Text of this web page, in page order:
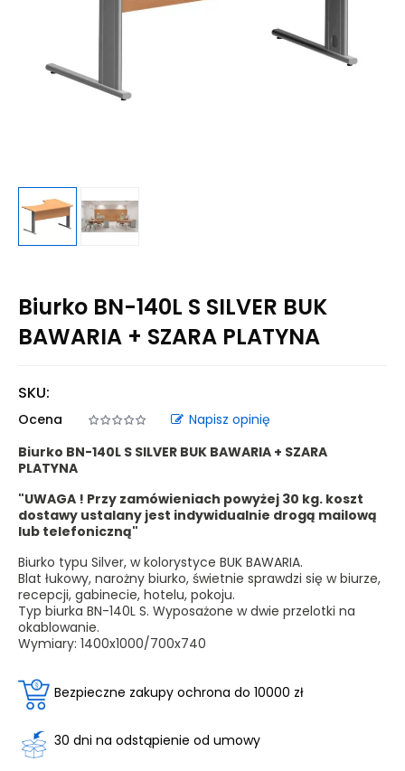
Biurko BN-140L S SILVER BUK
BAWARIA + SZARA PLATYNA
SKU:
Ocena
Napisz opinię
Biurko BN-140L S SILVER BUK BAWARIA + SZARA
PLATYNA
"UWAGA ! Przy zamówieniach powyżej 30 kg. koszt
dostawy ustalany jest indywidualnie drogą mailową
lub telefoniczną"
Biurko typu Silver, w kolorystyce BUK BAWARIA.
Blat łukowy, narożny biurko, świetnie sprawdzi się w biurze,
recepcji, gabinecie, hotelu, pokoju.
Typ biurka BN-140L S. Wyposażone w dwie przelotki na
okablowanie.
Wymiary: 1400x1000/700x740
Bezpieczne zakupy ochrona do 10000 zł
30 dni na odstąpienie od umowy